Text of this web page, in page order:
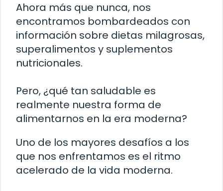
Ahora más que nunca, nos
encontramos bombardeados con
información sobre dietas milagrosas,
superalimentos y suplementos
nutricionales.
Pero, ¿qué tan saludable es
realmente nuestra forma de
alimentarnos en la era moderna?
Uno de los mayores desafíos a los
que nos enfrentamos es el ritmo
acelerado de la vida moderna.